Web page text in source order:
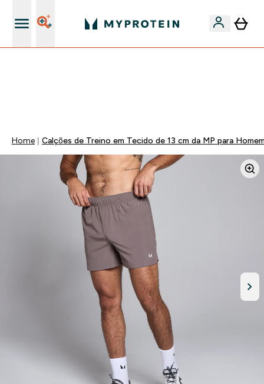
Home Calções de Treino em Tecido de 13 cm da MP para